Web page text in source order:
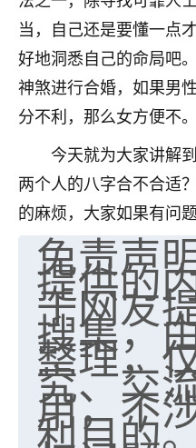
当，自己还是要懂一点
好地洞悉自己的命局吧
神煞进行合婚，如果男
分不利，那么女方便不。
今天就为大家讲解
两个人的八字合不合适
的麻烦，大家如果有问
免责声
提供的
于网友
搜集，
整理，
究、交
用，不
利目的
刚去世了。
七零老顽童：我母
做梦梦见她，后
师，安排了超度
了，一开始是半信
超度，现在看来
2天前 来自云南
优秀的张同学
老师收徒吗？？我对
2天前 来自山西